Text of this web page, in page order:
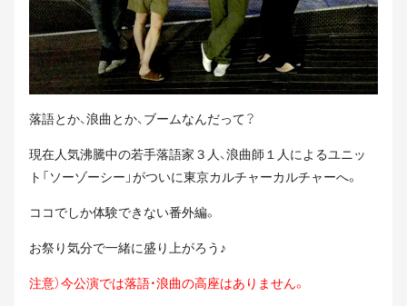
落語とか、浪曲とか、ブームなんだって？
現在人気沸騰中の若手落語家３人、浪曲師１人によるユニッ
ト「ソーゾーシー」がついに東京カルチャーカルチャーへ。
ココでしか体験できない番外編。
お祭り気分で一緒に盛り上がろう♪
注意）今公演では落語・浪曲の高座はありません。